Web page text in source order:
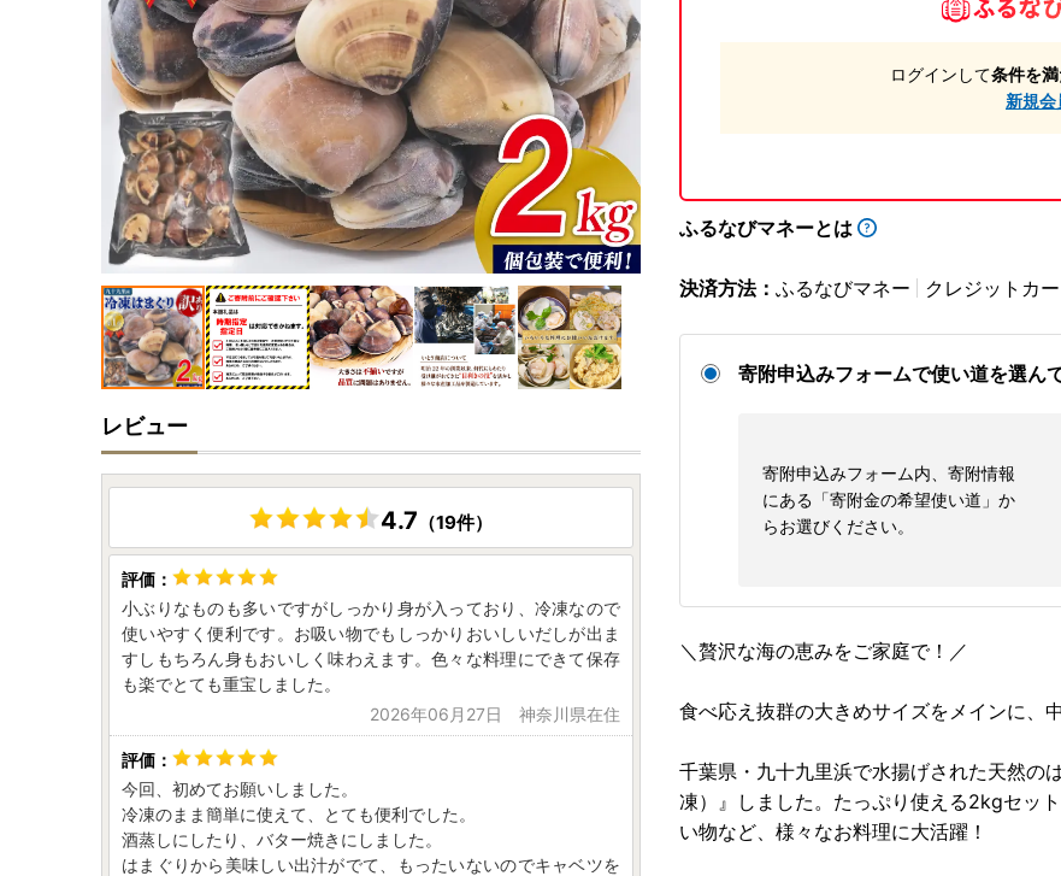
ログインして条件を
新規
ふるなびマネーとは
決済方法： ふるなびマネー クレジットカ
寄附申込みフォームで使い道を選ん
寄附申込みフォーム内、寄附情報
にある「寄附金の希望使い道」か
らお選びください。
＼贅沢な海の恵みをご家庭で！／
食べ応え抜群の大きめサイズをメインに、
千葉県・九十九里浜で水揚げされた天然の
凍）』しました。たっぷり使える2kgセッ
い物など、様々なお料理に大活躍！
レビュー
4.7 （19件）
小ぶりなものも多いですがしっかり身が入っており、冷凍なので
使いやすく便利です。お吸い物でもしっかりおいしいだしが出ま
すしもちろん身もおいしく味わえます。色々な料理にできて保存
も楽でとても重宝しました。
2026年06月27日 神奈川県在住
今回、初めてお願いしました。
冷凍のまま簡単に使えて、とても便利でした。
酒蒸しにしたり、バター焼きにしました。
はまぐりから美味しい出汁がでて、もったいないのでキャベツを